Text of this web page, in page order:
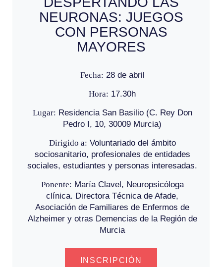
NEURONAS: JUEGOS
CON PERSONAS
MAYORES
Fecha: 28 de abril
Hora: 17.30h
Lugar: Residencia San Basilio (C. Rey Don
Pedro I, 10, 30009 Murcia)
Dirigido a: Voluntariado del ámbito
sociosanitario, profesionales de entidades
sociales, estudiantes y personas interesadas.
Ponente: María Clavel, Neuropsicóloga
clínica. Directora Técnica de Afade,
Asociación de Familiares de Enfermos de
Alzheimer y otras Demencias de la Región de
Murcia
INSCRIPCIÓN